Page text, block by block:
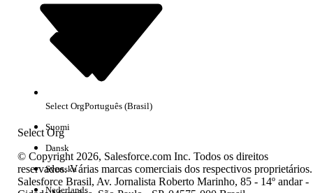
Sem resultados
Select Org
Select OrgPortuguês (Brasil)
Suomi
Dansk
Svenska
Nederlands
© Copyright 2026, Salesforce.com Inc. Todos os direitos
reservados. Várias marcas comerciais dos respectivos proprietários.
Salesforce Brasil, Av. Jornalista Roberto Marinho, 85 - 14º andar -